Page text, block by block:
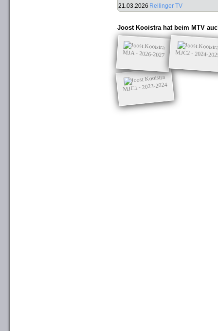
21.03.2026 Rellinger TV
Joost Kooistra hat beim MTV
MJA - 2026-2027 MJC2 - 2024-
MJC1 - 2023-2024